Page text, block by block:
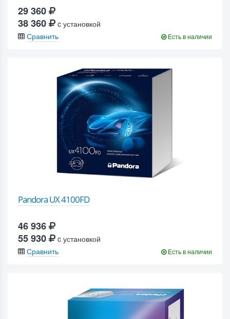
29 360
38 360
c установкой
Сравнить
Есть в наличии
Pandora UX 4100FD
46 936
55 930
c установкой
Сравнить
Есть в наличии